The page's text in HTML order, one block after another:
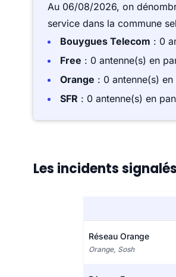
Au 06/08/2026, on
service dans la commune
Bouygues Telecom : 0
Free : 0 antenne(s) en
Orange : 0 antenne(s) en
SFR : 0 antenne(s) en
Les incidents
Réseau Orange
Orange, Sosh